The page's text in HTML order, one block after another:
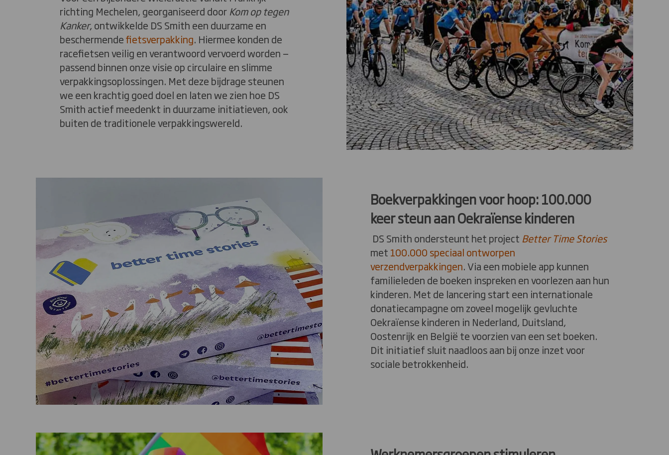
richting Mechelen, georganiseerd door Kom op tegen
Kanker, ontwikkelde DS Smith een duurzame en
beschermendefietsverpakking. Hiermee konden de
racefietsen veilig en verantwoord vervoerd worden —
passend binnen onze visie op circulaire en slimme
verpakkingsoplossingen. Met deze bijdrage steunen
we een krachtig goed doel en laten we zien hoe DS
Smith actief meedenkt in duurzame initiatieven, ook
buiten de traditionele verpakkingswereld.
Boekverpakkingen voor hoop: 100.000
keer steun aan Oekraïense kinderen
DS Smith ondersteunt het project Better Time Stories
met 100.000 speciaal ontworpen
verzendverpakkingen. Via een mobiele app kunnen
familieleden de boeken inspreken en voorlezen aan hun
kinderen. Met de lancering start een internationale
donatiecampagne om zoveel mogelijk gevluchte
Oekraïense kinderen in Nederland, Duitsland,
Oostenrijk en België te voorzien van een set boeken.
Dit initiatief sluit naadloos aan bij onze inzet voor
sociale betrokkenheid.